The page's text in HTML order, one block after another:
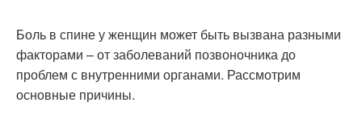
Боль в спине у женщин может быть вызвана разными
факторами – от заболеваний позвоночника до
проблем с внутренними органами. Рассмотрим
основные причины.